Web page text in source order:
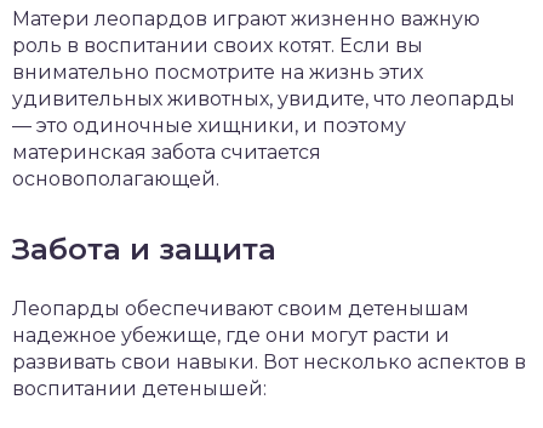
Матери леопардов играют жизненно важную
роль в воспитании своих котят. Если вы
внимательно посмотрите на жизнь этих
удивительных животных, увидите, что леопарды
— это одиночные хищники, и поэтому
материнская забота считается
основополагающей.
Забота и защита
Леопарды обеспечивают своим детенышам
надежное убежище, где они могут расти и
развивать свои навыки. Вот несколько аспектов в
воспитании детенышей: